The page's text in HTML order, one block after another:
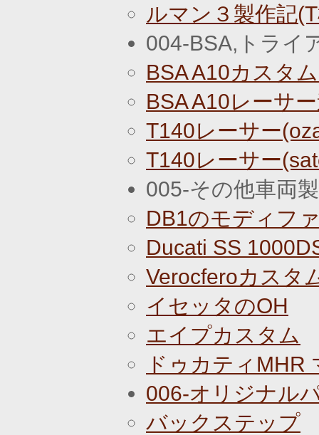
ルマン３製作記
004-BSA,トライ
BSA A10カスタ
BSA A10レーサ
T140レーサー
T140レーサー
005-その他車両
DB1のモディフ
Ducati SS
Verocferoカスタ
イセッタのOH
エイプカスタム
ドゥカティMHR
006-オリジナル
バックステップ